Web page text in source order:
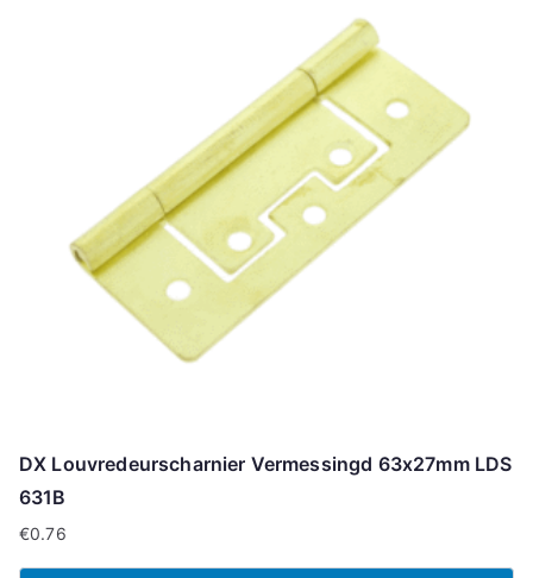
DX Louvredeurscharnier Vermessingd 63x27mm LDS
631B
€0.76